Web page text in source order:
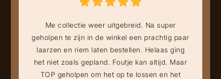
Me collectie weer uitgebreid. Na super
geholpen te zijn in de winkel een prachtig paar
laarzen en riem laten bestellen. Helaas ging
het niet zoals gepland. Foutje kan altijd. Maar
TOP geholpen om het op te lossen en het